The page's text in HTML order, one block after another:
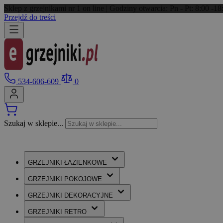
Przejdź do treści
534-606-609 0
Szukaj w sklepie...
GRZEJNIKI ŁAZIENKOWE
GRZEJNIKI POKOJOWE
GRZEJNIKI DEKORACYJNE
GRZEJNIKI RETRO